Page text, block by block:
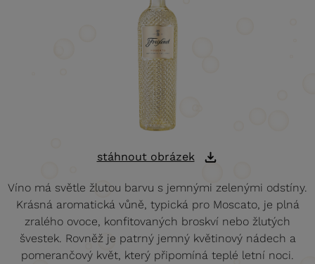
stáhnout obrázek
Víno má světle žlutou barvu s jemnými zelenými odstíny.
Krásná aromatická vůně, typická pro Moscato, je plná
zralého ovoce, konfitovaných broskví nebo žlutých
švestek. Rovněž je patrný jemný květinový nádech a
pomerančový květ, který připomíná teplé letní noci.